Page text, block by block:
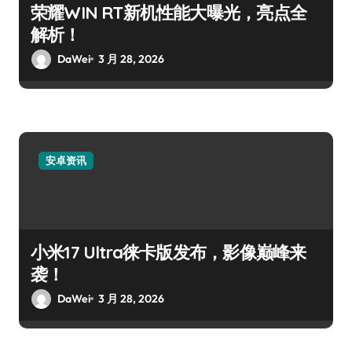
荣耀WIN RT新机性能大曝光，亮点全
解析！
DaWei 3 月 28, 2026
安卓资讯
小米17 Ultra徕卡版发布，影像巅峰来
袭！
DaWei 3 月 28, 2026